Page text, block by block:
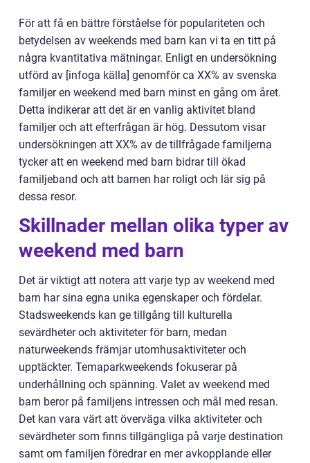
För att få en bättre förståelse för populariteten och
betydelsen av weekends med barn kan vi ta en titt på
några kvantitativa mätningar. Enligt en undersökning
utförd av [infoga källa] genomför ca XX% av svenska
familjer en weekend med barn minst en gång om året.
Detta indikerar att det är en vanlig aktivitet bland
familjer och att efterfrågan är hög. Dessutom visar
undersökningen att XX% av de tillfrågade familjerna
tycker att en weekend med barn bidrar till ökad
familjeband och att barnen har roligt och lär sig på
dessa resor.
Skillnader mellan olika typer av
weekend med barn
Det är viktigt att notera att varje typ av weekend med
barn har sina egna unika egenskaper och fördelar.
Stadsweekends kan ge tillgång till kulturella
sevärdheter och aktiviteter för barn, medan
naturweekends främjar utomhusaktiviteter och
upptäckter. Temaparkweekends fokuserar på
underhållning och spänning. Valet av weekend med
barn beror på familjens intressen och mål med resan.
Det kan vara värt att överväga vilka aktiviteter och
sevärdheter som finns tillgängliga på varje destination
samt om familjen föredrar en mer avkopplande eller